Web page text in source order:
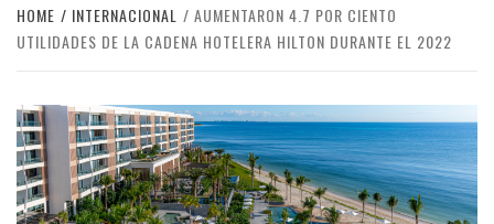
HOME INTERNACIONAL
AUMENTARON 4.7 POR CIENTO
UTILIDADES DE LA CADENA HOTELERA HILTON DURANTE EL 2022